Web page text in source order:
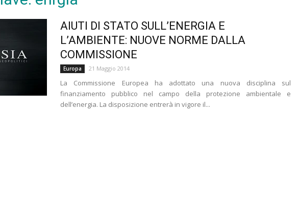
AIUTI DI STATO SULL’ENERGIA E
L’AMBIENTE: NUOVE NORME DALLA
COMMISSIONE
Europa 21 Maggio 2014
La Commissione Europea ha adottato una nuova disciplina sul
finanziamento pubblico nel campo della protezione ambientale e
dell’energia. La disposizione entrerà in vigore il...